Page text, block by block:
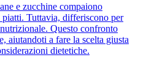
e zucchine compaiono
Tuttavia, differiscono per
Questo confronto
aiutandoti a fare la scelta giusta
dietetiche.